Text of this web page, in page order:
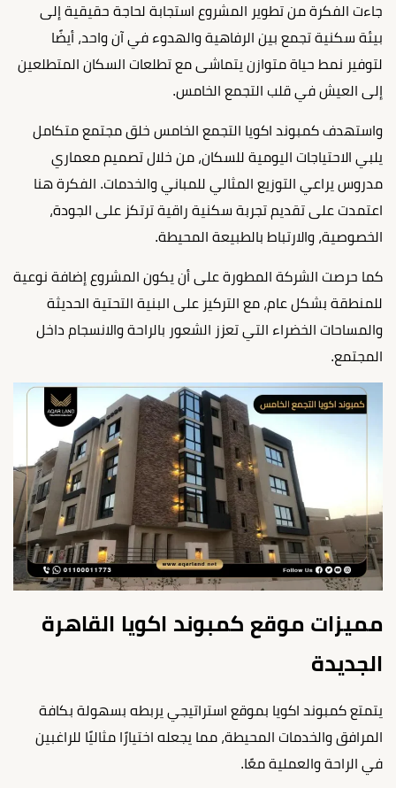
جاءت الفكرة من تطوير المشروع استجابة لحاجة حقيقية إلى
بيئة سكنية تجمع بين الرفاهية والهدوء في آن واحد، أيضًا
لتوفير نمط حياة متوازن يتماشى مع تطلعات السكان المتطلعين
إلى العيش في قلب التجمع الخامس.
واستهدف كمبوند اكويا التجمع الخامس خلق مجتمع متكامل
يلبي الاحتياجات اليومية للسكان، من خلال تصميم معماري
مدروس يراعي التوزيع المثالي للمباني والخدمات. الفكرة هنا
اعتمدت على تقديم تجربة سكنية راقية ترتكز على الجودة،
الخصوصية، والارتباط بالطبيعة المحيطة.
كما حرصت الشركة المطورة على أن يكون المشروع إضافة نوعية
للمنطقة بشكل عام، مع التركيز على البنية التحتية الحديثة
والمساحات الخضراء التي تعزز الشعور بالراحة والانسجام داخل
المجتمع.
مميزات موقع كمبوند اكويا القاهرة
الجديدة
يتمتع كمبوند اكويا بموقع استراتيجي يربطه بسهولة بكافة
المرافق والخدمات المحيطة، مما يجعله اختيارًا مثاليًا للراغبين
في الراحة والعملية معًا.